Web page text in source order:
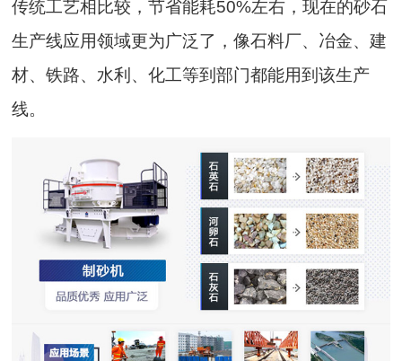
传统工艺相比较，节省能耗50%左右，现在的砂石
生产线应用领域更为广泛了，像石料厂、冶金、建
材、铁路、水利、化工等到部门都能用到该生产
线。